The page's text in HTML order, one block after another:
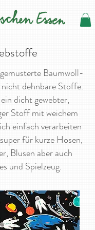
Baumwoll-
dehnbare Stoffe.
dicht gewebter,
Stoff mit weichem
einfach verarbeiten
für kurze Hosen,
Blusen aber auch
und Spielzeug.